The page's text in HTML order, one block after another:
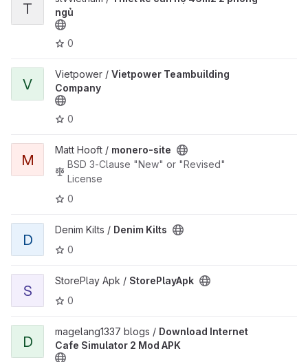
T
ngủ
0
View Vietpower Teambuilding Company project
V
Vietpower / Vietpower Teambuilding
Company
0
View monero-site project
M
Matt Hooft / monero-site
BSD 3-Clause "New" or "Revised"
License
0
View Denim Kilts project
D
Denim Kilts / Denim Kilts
0
View StorePlayApk project
S
StorePlay Apk / StorePlayApk
0
View Download Internet Cafe Simulator 2 Mod APK project
D
magelang1337 blogs / Download Internet
Cafe Simulator 2 Mod APK